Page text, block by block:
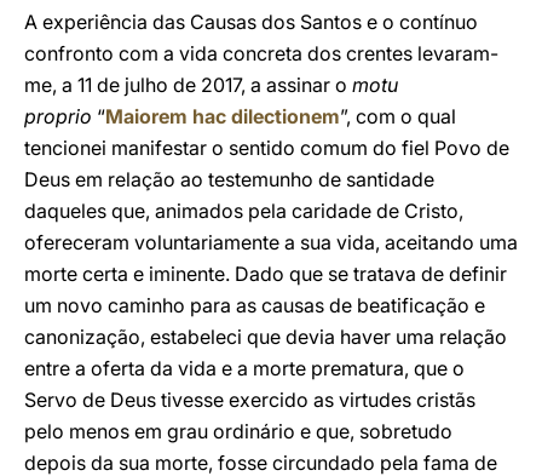
A experiência das Causas dos Santos e o contínuo
confronto com a vida concreta dos crentes levaram-
me, a 11 de julho de 2017, a assinar o motu
proprio “Maiorem hac dilectionem”, com o qual
tencionei manifestar o sentido comum do fiel Povo de
Deus em relação ao testemunho de santidade
daqueles que, animados pela caridade de Cristo,
ofereceram voluntariamente a sua vida, aceitando uma
morte certa e iminente. Dado que se tratava de definir
um novo caminho para as causas de beatificação e
canonização, estabeleci que devia haver uma relação
entre a oferta da vida e a morte prematura, que o
Servo de Deus tivesse exercido as virtudes cristãs
pelo menos em grau ordinário e que, sobretudo
depois da sua morte, fosse circundado pela fama de